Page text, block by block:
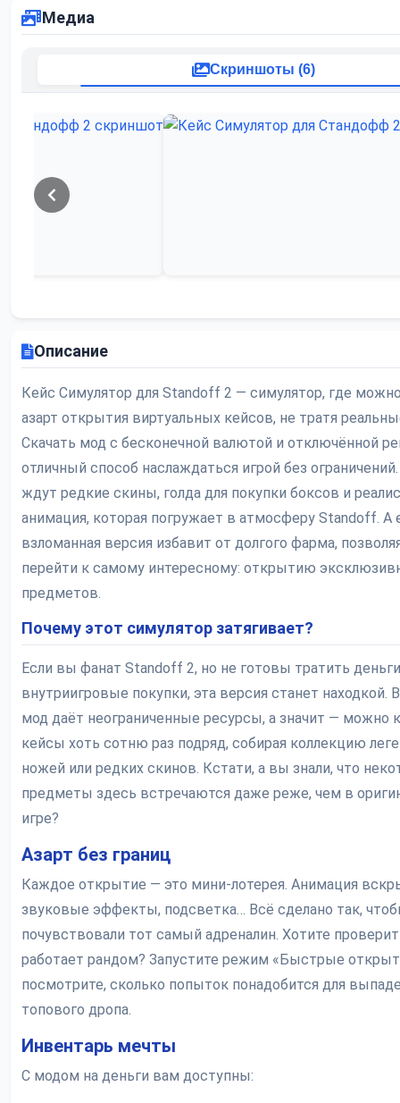
Медиа
Скриншоты (6)
Описание
Кейс Симулятор для Standoff 2 — симулятор, где
азарт открытия виртуальных кейсов, не тратя
Скачать мод с бесконечной валютой и отключённой
отличный способ наслаждаться игрой без
ждут редкие скины, голда для покупки боксов и
анимация, которая погружает в атмосферу Standoff. А
взломанная версия избавит от долгого фарма,
перейти к самому интересному: открытию
предметов.
Почему этот симулятор затягивает?
Если вы фанат Standoff 2, но не готовы тратить
внутриигровые покупки, эта версия станет находкой.
мод даёт неограниченные ресурсы, а значит — можно
кейсы хоть сотню раз подряд, собирая коллекцию
ножей или редких скинов. Кстати, а вы знали, что
предметы здесь встречаются даже реже, чем в
игре?
Азарт без границ
Каждое открытие — это мини-лотерея. Анимация
звуковые эффекты, подсветка… Всё сделано так,
почувствовали тот самый адреналин. Хотите
работает рандом? Запустите режим «Быстрые
посмотрите, сколько попыток понадобится для
топового дропа.
Инвентарь мечты
С модом на деньги вам доступны: